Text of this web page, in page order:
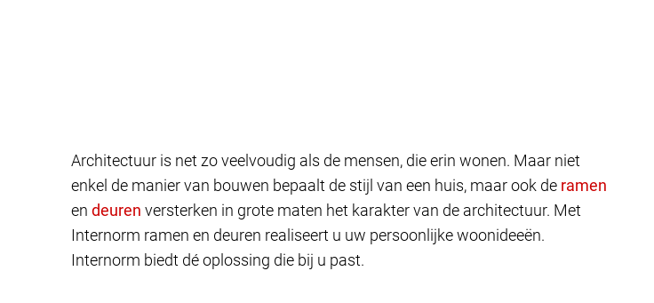
Architectuur is net zo veelvoudig als de mensen, die erin wonen. Maar niet
enkel de manier van bouwen bepaalt de stijl van een huis, maar ook de
en
versterken in grote maten het karakter van de architectuur. Met
Internorm ramen en deuren realiseert u uw persoonlijke woonideeën.
Internorm biedt dé oplossing die bij u past.